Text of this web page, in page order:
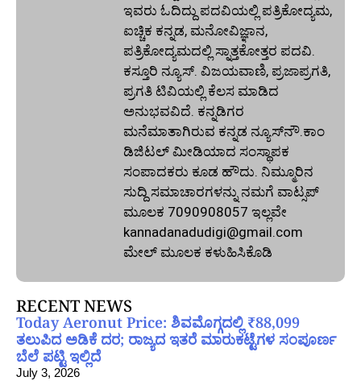
ಇವರು ಓದಿದ್ದು ಪದವಿಯಲ್ಲಿ ಪತ್ರಿಕೋದ್ಯಮ,
ಐಚ್ಚಿಕ ಕನ್ನಡ, ಮನೋವಿಜ್ಞಾನ,
ಪತ್ರಿಕೋದ್ಯಮದಲ್ಲಿ ಸ್ನಾತ್ತಕೋತ್ತರ ಪದವಿ.
ಕಸ್ತೂರಿ ನ್ಯೂಸ್‌. ವಿಜಯವಾಣಿ, ಪ್ರಜಾಪ್ರಗತಿ,
ಪ್ರಗತಿ ಟಿವಿಯಲ್ಲಿ ಕೆಲಸ ಮಾಡಿದ
ಅನುಭವವಿದೆ. ಕನ್ನಡಿಗರ
ಮನೆಮಾತಾಗಿರುವ ಕನ್ನಡ ನ್ಯೂಸ್‌ನೌ.ಕಾಂ
ಡಿಜಿಟಲ್‌ ಮೀಡಿಯಾದ ಸಂಸ್ಥಾಪಕ
ಸಂಪಾದಕರು ಕೂಡ ಹೌದು. ನಿಮ್ಮೂರಿನ
ಸುದ್ದಿ ಸಮಾಚಾರಗಳನ್ನು ನಮಗೆ ವಾಟ್ಸಪ್‌
ಮೂಲಕ 7090908057 ಇಲ್ಲವೇ
kannadanadudigi@gmail.com
ಮೇಲ್‌ ಮೂಲಕ ಕಳುಹಿಸಿಕೊಡಿ
RECENT NEWS
Today Aeronut Price: ಶಿವಮೊಗ್ಗದಲ್ಲಿ ₹88,099
ತಲುಪಿದ ಅಡಿಕೆ ದರ; ರಾಜ್ಯದ ಇತರೆ ಮಾರುಕಟ್ಟೆಗಳ ಸಂಪೂರ್ಣ
ಬೆಲೆ ಪಟ್ಟಿ ಇಲ್ಲಿದೆ
July 3, 2026